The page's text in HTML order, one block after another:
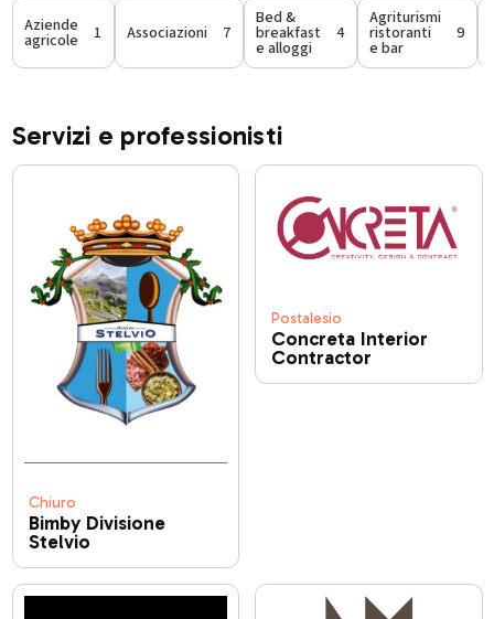
Aziende
agricole 1 Associazioni 7
Bed &
breakfast
e alloggi
4
Agriturismi
ristoranti
e bar
9
Servizi e professionisti
Chiuro
Bimby Divisione
Stelvio
Postalesio
Concreta Interior
Contractor